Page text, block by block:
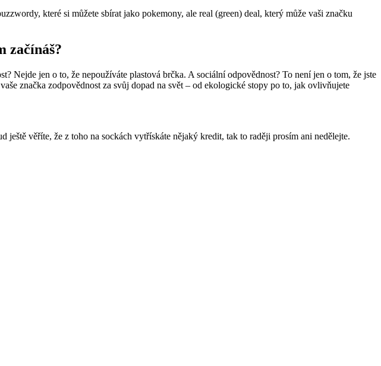
které si můžete sbírat jako pokemony, ale real (green) deal, který může vaši značku
začínáš?
Nejde jen o to, že nepoužíváte plastová brčka. A sociální odpovědnost? To není jen o tom, že jste
značka zodpovědnost za svůj dopad na svět – od ekologické stopy po to, jak ovlivňujete
věříte, že z toho na sockách vytřískáte nějaký kredit, tak to raději prosím ani nedělejte.